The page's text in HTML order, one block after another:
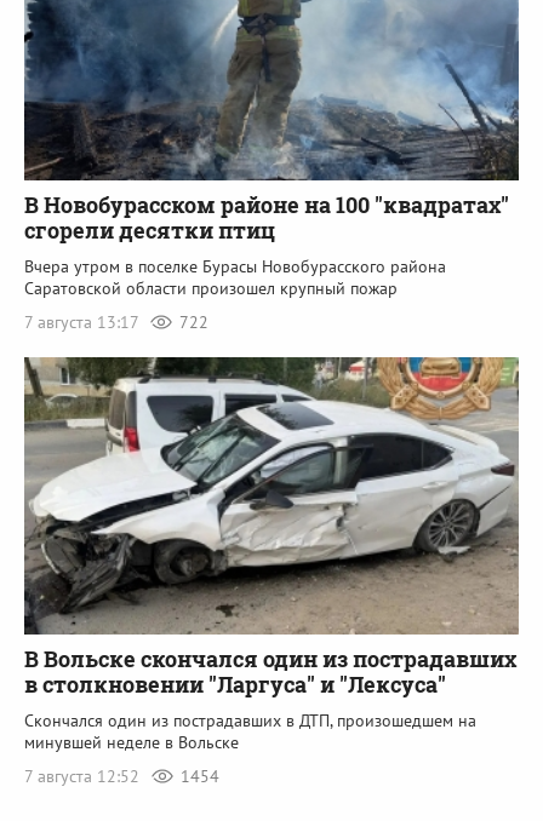
В Новобурасском районе на 100 "квадратах"
сгорели десятки птиц
Вчера утром в поселке Бурасы Новобурасского района
Саратовской области произошел крупный пожар
7 августа 13:17
722
В Вольске скончался один из пострадавших
в столкновении "Ларгуса" и "Лексуса"
Скончался один из пострадавших в ДТП, произошедшем на
минувшей неделе в Вольске
7 августа 12:52
1454